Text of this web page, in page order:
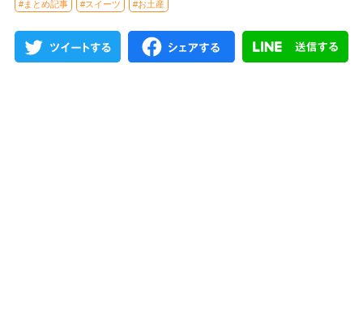
#まとめ記事 #スイーツ #お土産